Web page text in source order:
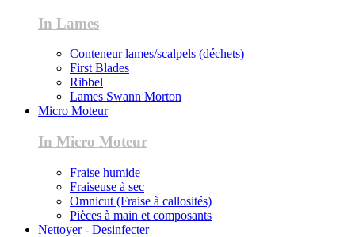
In Lames
Conteneur lames/scalpels (déchets)
First Blades
Ribbel
Lames Swann Morton
Micro Moteur
In Micro Moteur
Fraise humide
Fraiseuse à sec
Omnicut (Fraise à callosités)
Pièces à main et composants
Nettoyer - Desinfecter